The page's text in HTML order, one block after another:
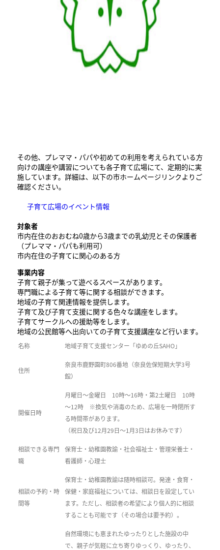
その他、プレママ・パパや初めての利用を考えられている方
向けの講座や講習についても各子育て広場にて、定期的に実
施しています。詳細は、以下の市ホームページリンクよりご
確認ください。
子育て広場のイベント情報
対象者
市内在住のおおむね0歳から3歳までの乳幼児とその保護者
（プレママ・パパも利用可）
市内在住の子育てに関心のある方
事業内容
子育て親子が集って遊べるスペースがあります。
専門職による子育て等に関する相談ができます。
地域の子育て関連情報を提供します。
子育て及び子育て支援に関する色々な講座をします。
子育てサークルへの援助等をします。
地域の公民館等へ出向いての子育て支援講座など行います。
名称 地域子育て支援センター「ゆめの丘SAHO」
住所
奈良市鹿野園町806番地（奈良佐保短期大学3号
館）
開催日時
月曜日～金曜日 10時～16時・第2土曜日 10時
～12時 ※換気や消毒のため、広場を一時閉所す
る時間帯があります。
（祝日及び12月29日～1月3日はお休みです）
相談できる専門
職
保育士・幼稚園教諭・社会福祉士・管理栄養士・
看護師・心理士
相談の予約・時
間等
保育士・幼稚園教諭は随時相談可。発達・食育・
保健・家庭福祉については、相談日を設定してい
ます。ただし、相談者の希望により個人的に相談
することも可能です（その場合は要予約）。
自然環境にも恵まれたゆったりとした施設の中
で、親子が気軽に立ち寄りゆっくり、ゆったり、